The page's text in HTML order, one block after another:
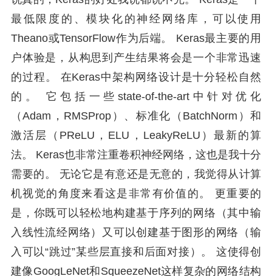
最低限度的、模块化的神经网络库，可以使用
Theano或TensorFlow作为后端。 Keras最主要的用
户体验是，从构思到产生结果将会是一个非常迅速
的过程。 在Keras中架构网络设计是十分轻松自然
的。 它包括一些state-of-the-art中针对优化
（Adam，RMSProp）、标准化（BatchNorm）和
激活层（PReLU，ELU，LeakyReLU）最新的算
法。 Keras也非常注重卷积神经网络，这也是我十分
需要的。 无论它是有意还是无意的，我觉得从计算
机视觉的角度来看这是非常有价值的。 更重要的
是，你既可以轻松地构建基于序列的网络（其中输
入线性流经网络）又可以创建基于图形的网络（输
入可以“跳过”某些层直接和后面对接）。 这使得创
建像GoogLeNet和SqueezeNet这样复杂的网络结构